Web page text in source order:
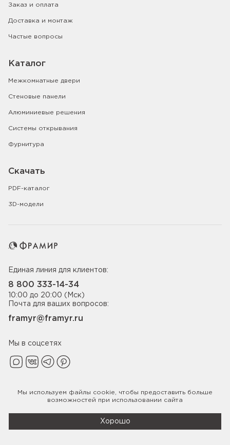
Заказ и оплата
Доставка и монтаж
Частые вопросы
Каталог
Межкомнатные двери
Стеновые панели
Алюминиевые решения
Системы открывания
Фурнитура
Скачать
PDF-каталог
3D-модели
Единая линия для клиентов:
8 800 333-14-34
10:00 до 20:00 (Мск)
Почта для ваших вопросов:
framyr@framyr.ru
Мы в соцсетях
Политика конфиденциальности
Мы используем файлы cookie , чтобы предоставить больше
возможностей при использовании сайта
Хорошо